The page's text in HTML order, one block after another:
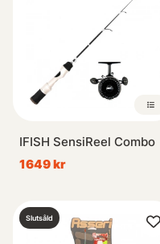
IFISH SensiReel Combo
1649 kr
Slutsåld